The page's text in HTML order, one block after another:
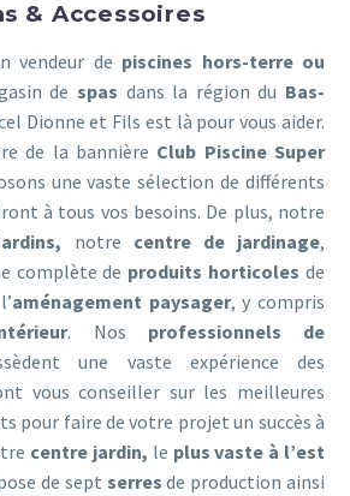
& Accessoires
vendeur de piscines hors-terre ou
de spas dans la région du Bas-
Dionne et Fils est là pour vous aider.
de la bannière Club Piscine Super
une vaste sélection de différents
à tous vos besoins. De plus, notre
notre centre de jardinage,
complète de produits horticoles de
aménagement paysager, y compris
. Nos professionnels de
une vaste expérience des
vous conseiller sur les meilleures
pour faire de votre projet un succès à
centre jardin, le plus vaste à l’est
de sept serres de production ainsi